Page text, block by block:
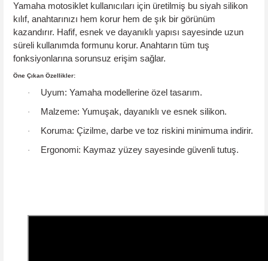
Yamaha motosiklet kullanıcıları için üretilmiş bu siyah silikon
kılıf, anahtarınızı hem korur hem de şık bir görünüm
kazandırır. Hafif, esnek ve dayanıklı yapısı sayesinde uzun
süreli kullanımda formunu korur. Anahtarın tüm tuş
fonksiyonlarına sorunsuz erişim sağlar.
Öne Çıkan Özellikler:
· Uyum: Yamaha modellerine özel tasarım.
· Malzeme: Yumuşak, dayanıklı ve esnek silikon.
· Koruma: Çizilme, darbe ve toz riskini minimuma indirir.
· Ergonomi: Kaymaz yüzey sayesinde güvenli tutuş.